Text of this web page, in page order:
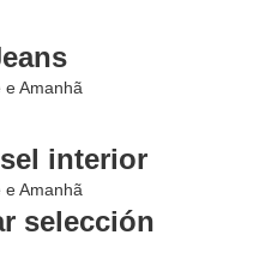
interior
selección